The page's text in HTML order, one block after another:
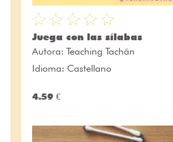
Juega con las sílabas
Autora: Teaching Tachán
Idioma: Castellano
4.59 €